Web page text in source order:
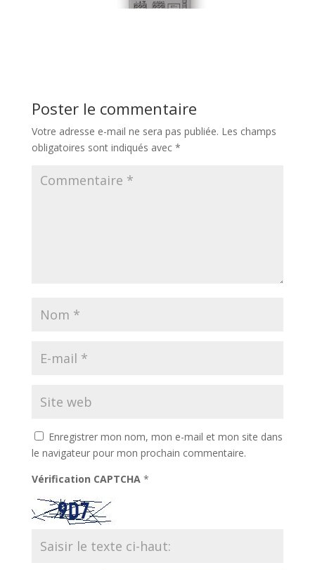
Poster le commentaire
Votre adresse e-mail ne sera pas publiée. Les champs
obligatoires sont indiqués avec *
Enregistrer mon nom, mon e-mail et mon site dans
le navigateur pour mon prochain commentaire.
Vérification CAPTCHA *